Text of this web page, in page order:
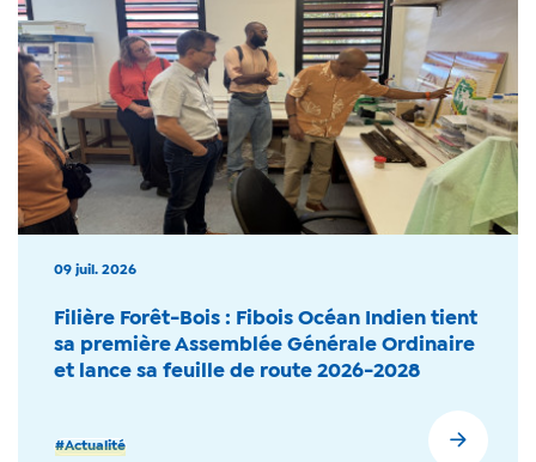
09 juil. 2026
Filière Forêt-Bois : Fibois Océan Indien tient
sa première Assemblée Générale Ordinaire
et lance sa feuille de route 2026-2028
#Actualité